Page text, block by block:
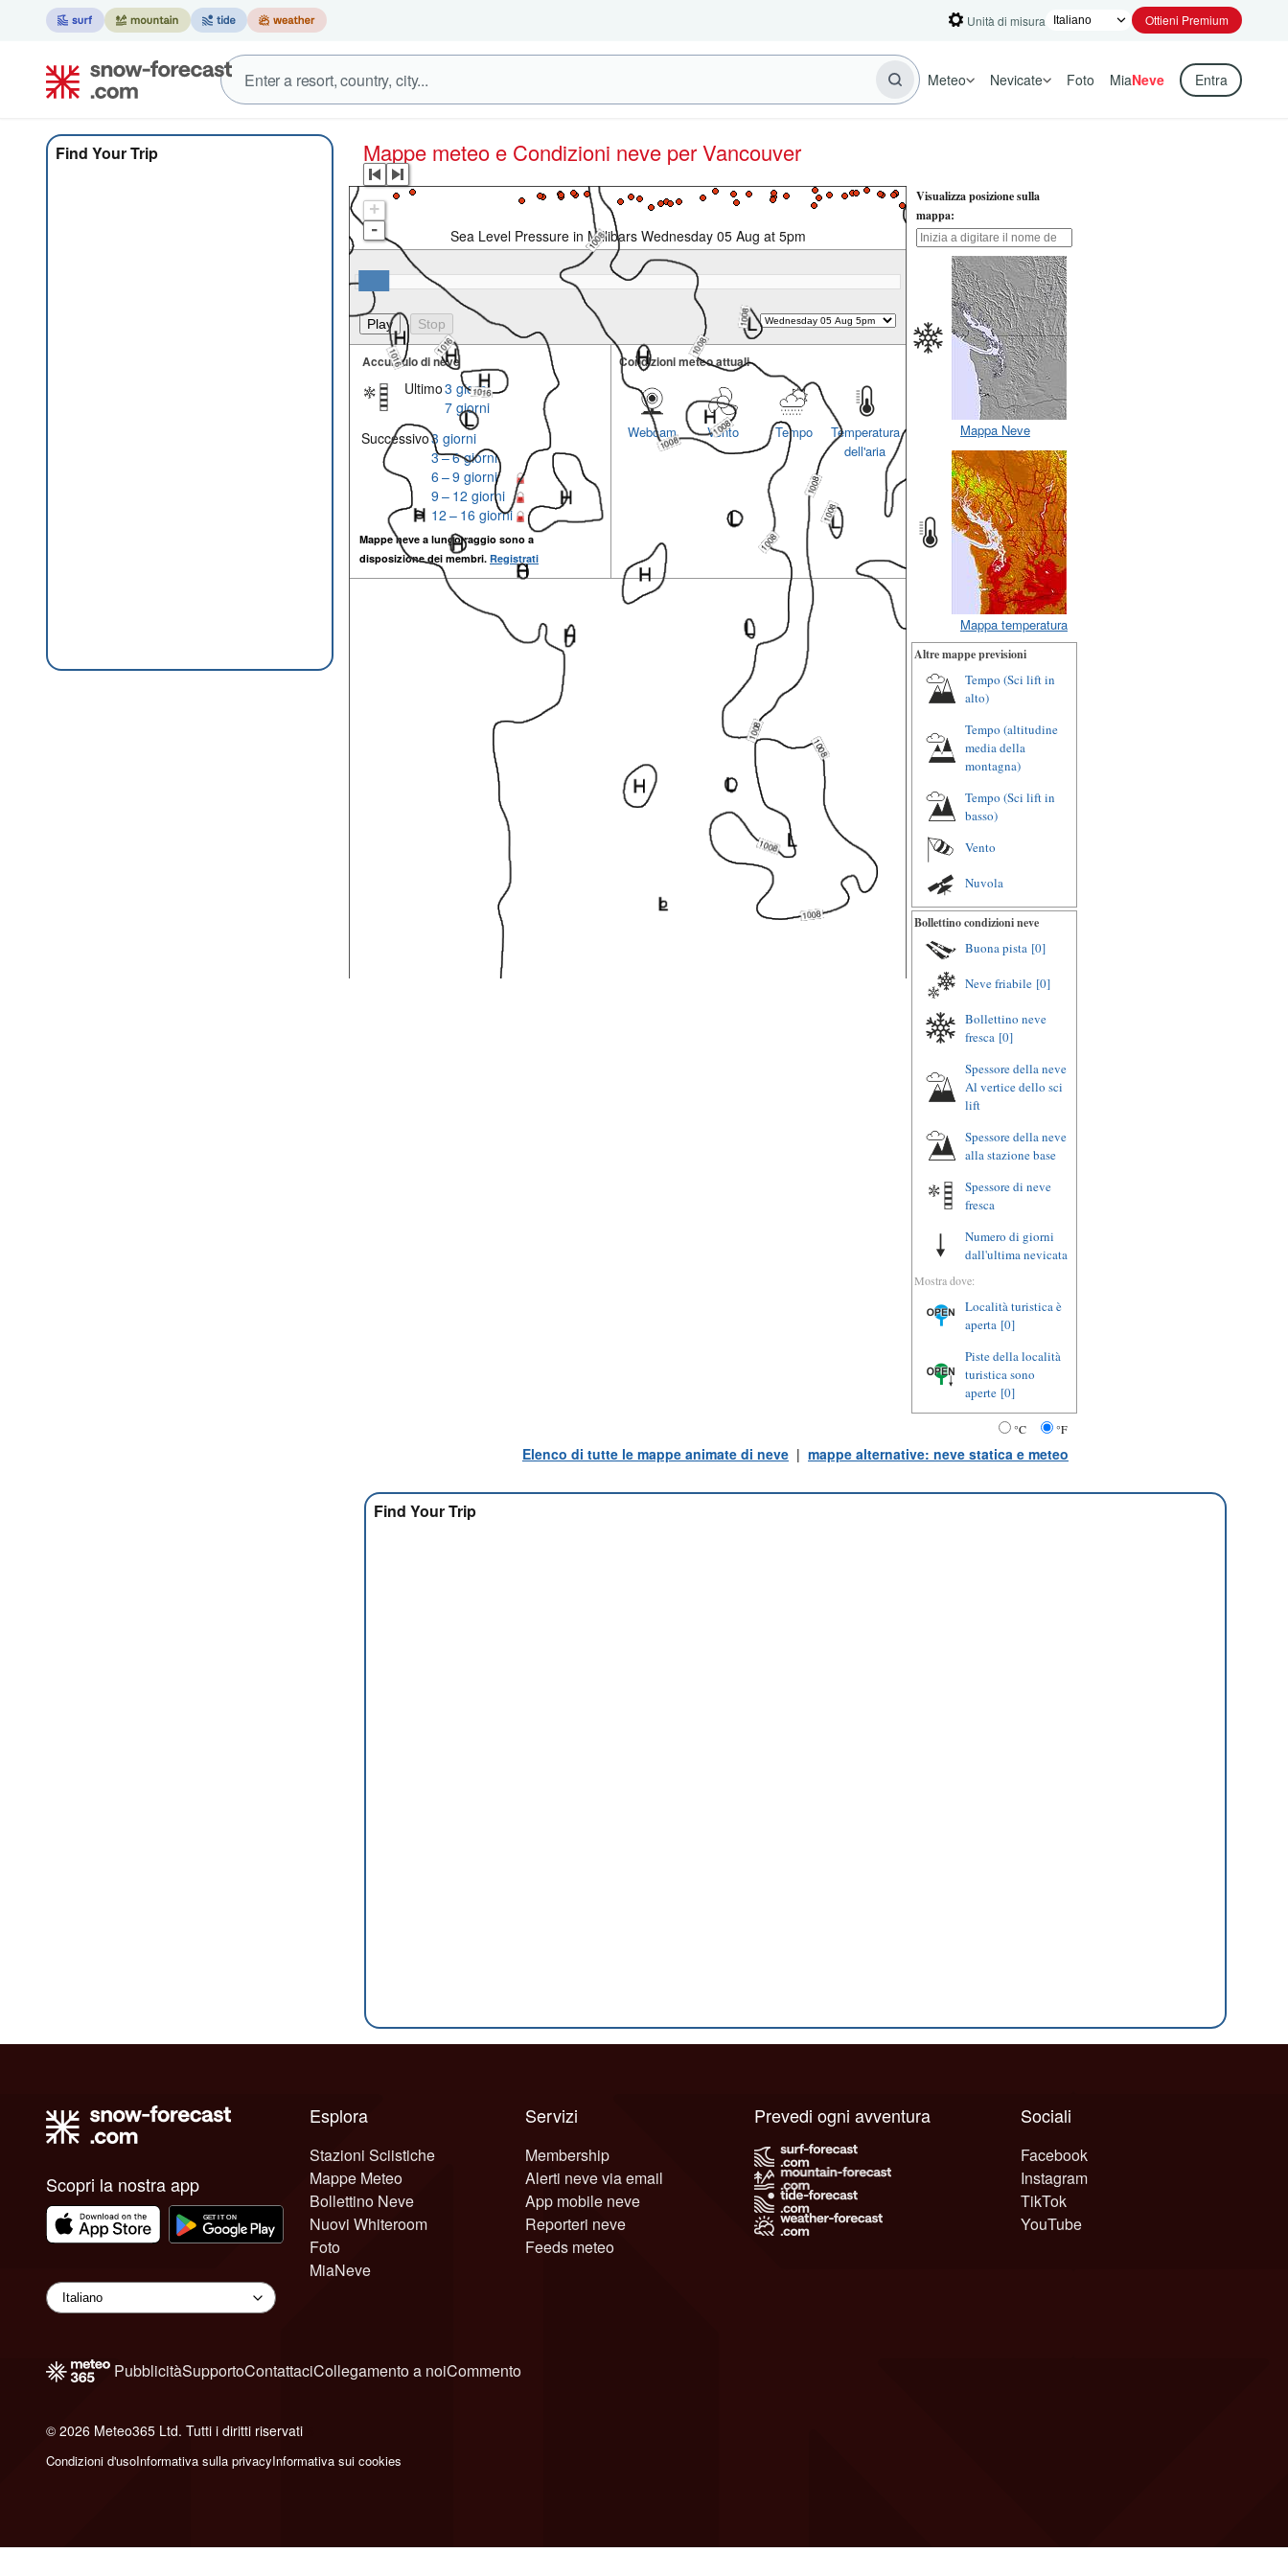
Unità di misura Ottieni Premium
Meteo Nevicate Foto MiaNeve Entra
Find Your Trip Mappe meteo e Condizioni neve per Vancouver
+
-
Sea Level Pressure in Millibars Wednesday 05 Aug at 5pm
Accumulo di neve
Ultimo3 giorni
7 giorni
Successivo3 giorni
3 – 6 giorni
6 – 9 giorni
9 – 12 giorni
12 – 16 giorni
Mappe neve a lungo raggio sono a
disposizione dei membri. Registrati
Condizioni meteo attuali
Temperatura
dell'aria
Tempo
Vento
Webcam
Visualizza posizione sulla
mappa:
Mappa Neve
Mappa temperatura
Altre mappe previsioni
Tempo (Sci lift in
alto)
Tempo (altitudine
media della
montagna)
Tempo (Sci lift in
basso)
Vento
Nuvola
Bollettino condizioni neve
Buona pista [0]
Neve friabile [0]
Bollettino neve
fresca [0]
Spessore della neve
Al vertice dello sci
lift
Spessore della neve
alla stazione base
Spessore di neve
fresca
Numero di giorni
dall'ultima nevicata
Mostra dove:
Località turistica è
aperta [0]
Piste della località
turistica sono
aperte [0]
°C °F
Elenco di tutte le mappe animate di neve | mappe alternative: neve statica e meteo
Find Your Trip
Scopri la nostra app
Esplora
Stazioni Sciistiche
Mappe Meteo
Bollettino Neve
Nuovi Whiteroom
Foto
MiaNeve
Servizi
Membership
Alerti neve via email
App mobile neve
Reporteri neve
Feeds meteo
Sociali
Facebook
Instagram
TikTok
YouTube
Prevedi ogni avventura
PubblicitàSupportoContattaciCollegamento a noiCommento
© 2026 Meteo365 Ltd. Tutti i diritti riservati
Condizioni d'usoInformativa sulla privacyInformativa sui cookies